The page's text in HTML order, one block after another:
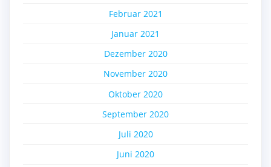
Februar 2021
Januar 2021
Dezember 2020
November 2020
Oktober 2020
September 2020
Juli 2020
Juni 2020